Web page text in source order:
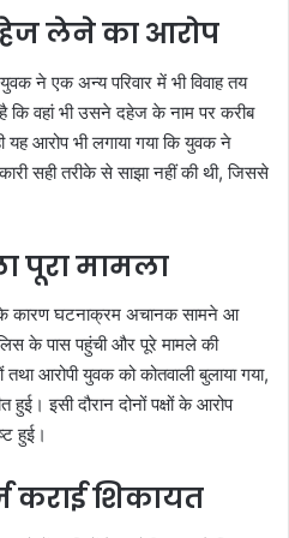
लेने का आरोप
ने एक अन्य परिवार में भी विवाह तय
कि वहां भी उसने दहेज के नाम पर करीब
आरोप भी लगाया गया कि युवक ने
सही तरीके से साझा नहीं की थी, जिससे
पूरा मामला
के कारण घटनाक्रम अचानक सामने आ
के पास पहुंची और पूरे मामले की
तथा आरोपी युवक को कोतवाली बुलाया गया,
हुई। इसी दौरान दोनों पक्षों के आरोप
हुई।
कराई शिकायत